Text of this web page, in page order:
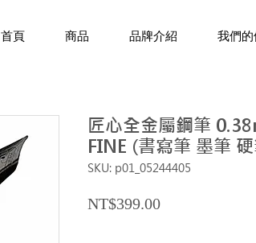
首頁 商品 品牌介紹 我們
匠心全金屬鋼筆
FINE (書寫筆 墨筆
SKU: p01_05244405
NT$399.00Price